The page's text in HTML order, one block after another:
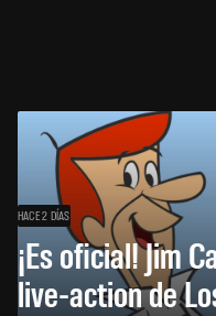
HACE 2 DÍAS
¡Es oficial! Jim
live-action de